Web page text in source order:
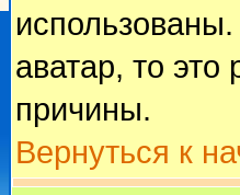
аватар, то
причины.
Вернуться к